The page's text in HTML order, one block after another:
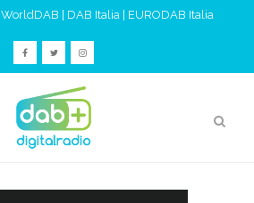
WorldDAB DAB Italia EURODAB Italia